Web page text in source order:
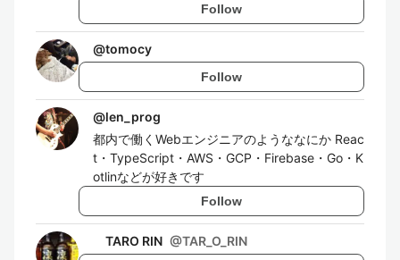
Follow
@tomocy
Follow
@len_prog
都内で働くWebエンジニアのようななにか Reac
t・TypeScript・AWS・GCP・Firebase・Go・K
otlinなどが好きです
Follow
TARO RIN @TAR_O_RIN